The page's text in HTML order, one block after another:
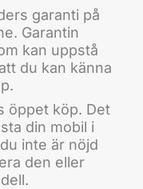
garanti på
Garantin
kan uppstå
du kan känna
öppet köp. Det
din mobil i
inte är nöjd
den eller